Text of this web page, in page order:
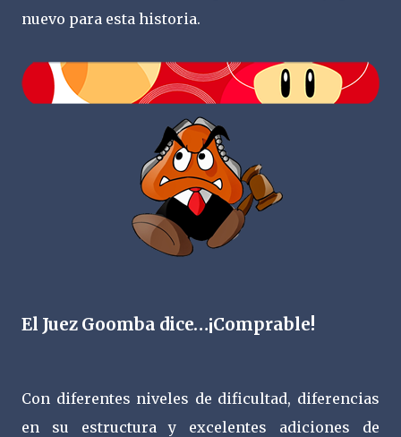
nuevo para esta historia.
El Juez Goomba dice…¡Comprable!
Con diferentes niveles de dificultad, diferencias
en su estructura y excelentes adiciones de